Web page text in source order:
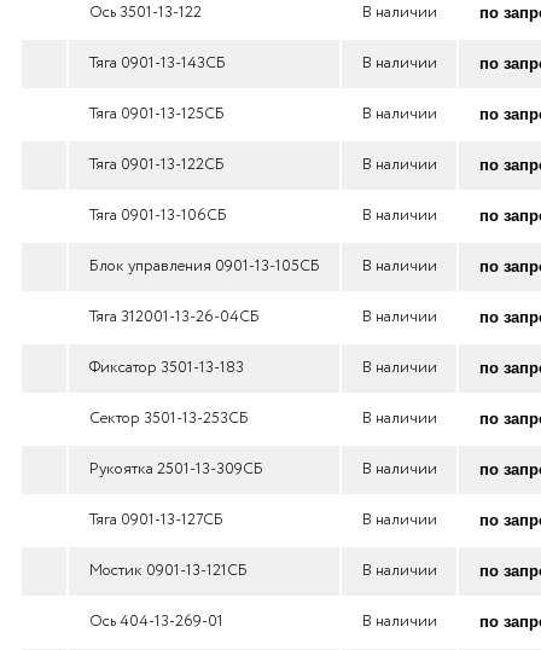
Ось 3501-13-122 В наличии по
Тяга 0901-13-143СБ В наличии по
Тяга 0901-13-125СБ В наличии по
Тяга 0901-13-122СБ В наличии по
Тяга 0901-13-106СБ В наличии по
Блок управления 0901-13-105СБ В наличии по
Тяга 312001-13-26-04СБ В наличии по
Фиксатор 3501-13-183 В наличии по
Сектор 3501-13-253СБ В наличии по
Рукоятка 2501-13-309СБ В наличии по
Тяга 0901-13-127СБ В наличии по
Мостик 0901-13-121СБ В наличии по
Ось 404-13-269-01 В наличии по